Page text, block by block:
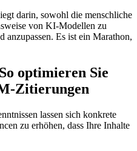
darin, sowohl die menschliche
von KI-Modellen zu
anzupassen. Es ist ein Marathon,
optimieren Sie
Zitierungen
lassen sich konkrete
zu erhöhen, dass Ihre Inhalte